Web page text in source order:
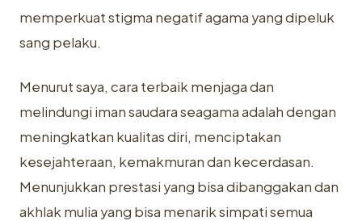
memperkuat stigma negatif agama yang dipeluk
sang pelaku.
Menurut saya, cara terbaik menjaga dan
melindungi iman saudara seagama adalah dengan
meningkatkan kualitas diri, menciptakan
kesejahteraan, kemakmuran dan kecerdasan.
Menunjukkan prestasi yang bisa dibanggakan dan
akhlak mulia yang bisa menarik simpati semua